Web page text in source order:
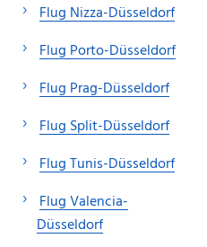
Flug Nizza-Düsseldorf
Flug Porto-Düsseldorf
Flug Prag-Düsseldorf
Flug Split-Düsseldorf
Flug Tunis-Düsseldorf
Flug Valencia-
Düsseldorf